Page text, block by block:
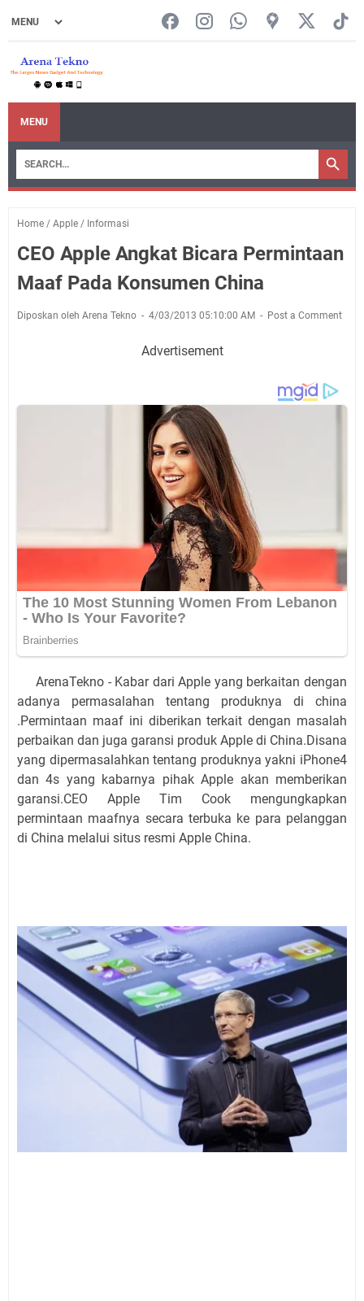
MENU
Home / Apple / Informasi
CEO Apple Angkat Bicara Permintaan
Maaf Pada Konsumen China
Diposkan oleh Arena Tekno 4/03/2013 05:10:00 AM Post a Comment
Advertisement
ArenaTekno - Kabar dari Apple yang berkaitan dengan
adanya permasalahan tentang produknya di china
.Permintaan maaf ini diberikan terkait dengan masalah
perbaikan dan juga garansi produk Apple di China.Disana
yang dipermasalahkan tentang produknya yakni iPhone4
dan 4s yang kabarnya pihak Apple akan memberikan
garansi.CEO Apple Tim Cook mengungkapkan
permintaan maafnya secara terbuka ke para pelanggan
di China melalui situs resmi Apple China.